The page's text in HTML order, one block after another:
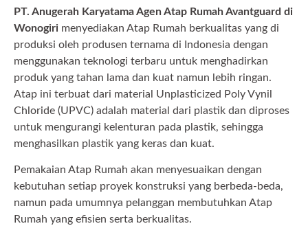
PT. Anugerah Karyatama Agen Atap Rumah Avantguard di
Wonogiri menyediakan Atap Rumah berkualitas yang di
produksi oleh produsen ternama di Indonesia dengan
menggunakan teknologi terbaru untuk menghadirkan
produk yang tahan lama dan kuat namun lebih ringan.
Atap ini terbuat dari material Unplasticized Poly Vynil
Chloride (UPVC) adalah material dari plastik dan diproses
untuk mengurangi kelenturan pada plastik, sehingga
menghasilkan plastik yang keras dan kuat.
Pemakaian Atap Rumah akan menyesuaikan dengan
kebutuhan setiap proyek konstruksi yang berbeda-beda,
namun pada umumnya pelanggan membutuhkan Atap
Rumah yang efisien serta berkualitas.